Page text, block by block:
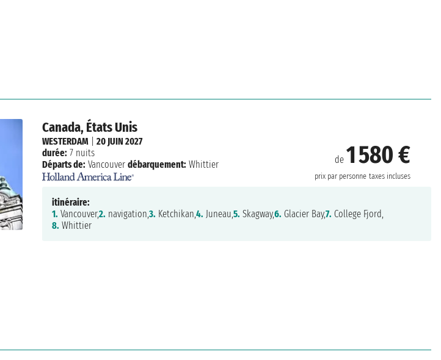
Canada, États Unis
de 1 580 €
prix par personne taxes incluses
WESTERDAM| 20 JUIN 2027
durée: 7 nuits
Départs de: Vancouver débarquement: Whittier
itinéraire:
1. Vancouver,2. navigation,3. Ketchikan,4. Juneau,5. Skagway,6. Glacier Bay,7. College Fjord,
8. Whittier